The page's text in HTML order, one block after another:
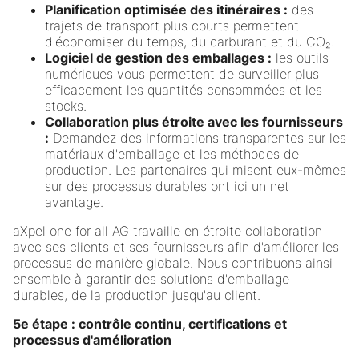
Planification optimisée des itinéraires : des
trajets de transport plus courts permettent
d'économiser du temps, du carburant et du CO₂.
Logiciel de gestion des emballages : les outils
numériques vous permettent de surveiller plus
efficacement les quantités consommées et les
stocks.
Collaboration plus étroite avec les fournisseurs
: Demandez des informations transparentes sur les
matériaux d'emballage et les méthodes de
production. Les partenaires qui misent eux-mêmes
sur des processus durables ont ici un net
avantage.
aXpel one for all AG travaille en étroite collaboration
avec ses clients et ses fournisseurs afin d'améliorer les
processus de manière globale. Nous contribuons ainsi
ensemble à garantir des solutions d'emballage
durables, de la production jusqu'au client.
5e étape : contrôle continu, certifications et
processus d'amélioration